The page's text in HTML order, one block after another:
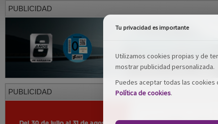
PUBLICIDAD
PUBLICIDAD
Tu privacidad es importante
Utilizamos cookies propias y de
mostrar publicidad personalizada.
Puedes aceptar todas las
Política de cookies.